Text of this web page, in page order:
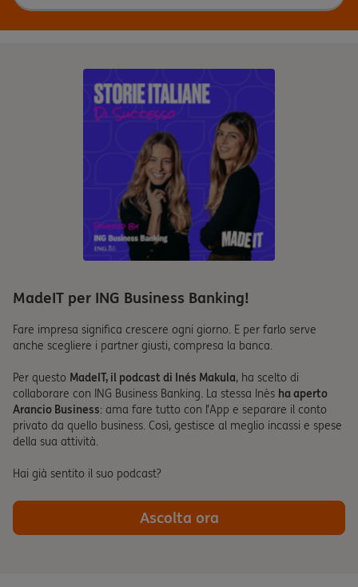
MadeIT per ING Business Banking!
Fare impresa significa crescere ogni giorno. E per farlo serve
anche scegliere i partner giusti, compresa la banca.
Per questo MadeIT, il podcast di Inés Makula, ha scelto di
collaborare con ING Business Banking. La stessa Inès ha aperto
Arancio Business: ama fare tutto con l’App e separare il conto
privato da quello business. Così, gestisce al meglio incassi e spese
della sua attività.
Hai già sentito il suo podcast?
Ascolta ora